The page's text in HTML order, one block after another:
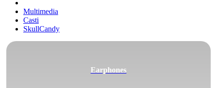
Multimedia
Casti
SkullCandy
Earphones